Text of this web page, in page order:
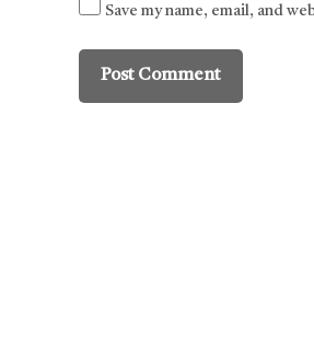
Save my name, email, and